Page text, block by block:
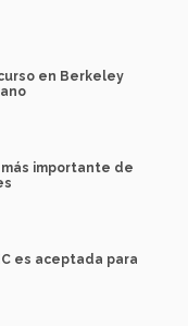
en Berkeley
más importante de
es aceptada para